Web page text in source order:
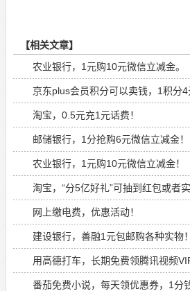
【相关文章】
农业银行，1元购10元微信立减金。
京东plus会员积分可以卖钱，1积分4
淘宝，0.5元充1元话费！
邮储银行，1分抢购6元微信立减金！
农业银行，1元购10元微信立减金！
淘宝，“分5亿好礼”可抽到红包或者实
网上缴电费，优惠活动！
建设银行，善融1元包邮购各种实物！
用高德打车，长期免费领腾讯视频
番茄免费小说，每天领优惠券，1分